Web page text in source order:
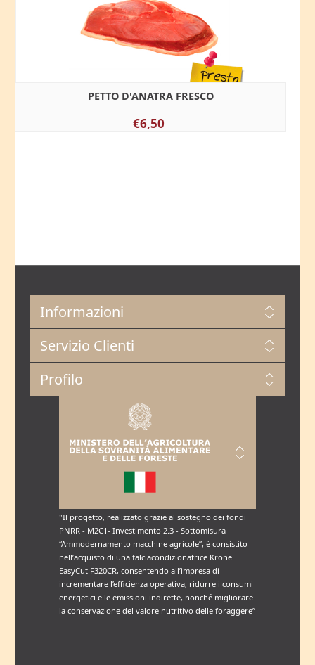
PETTO D'ANATRA FRESCO
€6,50
Informazioni
Servizio Clienti
Profilo
"Il progetto, realizzato grazie al sostegno dei fondi
PNRR - M2C1- Investimento 2.3 - Sottomisura
“Ammodernamento macchine agricole”, è consistito
nell’acquisto di una falciacondizionatrice Krone
EasyCut F320CR, consentendo all’impresa di
incrementare l’efficienza operativa, ridurre i consumi
energetici e le emissioni indirette, nonché migliorare
la conservazione del valore nutritivo delle foraggere”